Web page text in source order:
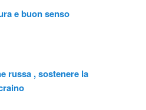
e buon senso
russa , sostenere la